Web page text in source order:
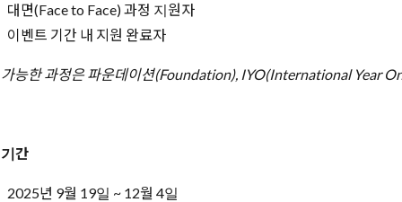
대면(Face to Face) 과정 지원자
이벤트 기간 내 지원 완료자
가능한 과정은 파운데이션(Foundation), IYO(International Year
간
2025년 9월 19일 ~ 12월 4일